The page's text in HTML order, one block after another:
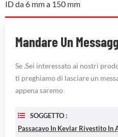
ID da 6 mm a 150 mm
Mandare Un
Se .Sei interessato ai nostri
ti preghiamo di lasciare un
appena saremo
SOGGETTO :
Passacavo In Kevlar Rivestito In